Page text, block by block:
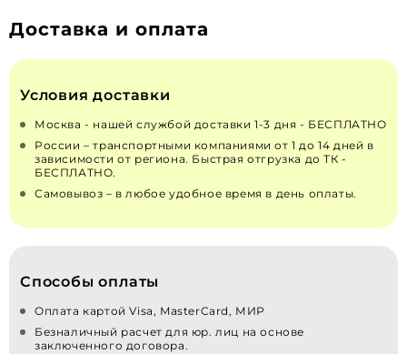
Доставка и оплата
Условия доставки
Москва - нашей службой доставки 1-3 дня - БЕСПЛАТНО
России – транспортными компаниями от 1 до 14 дней в
зависимости от региона. Быстрая отгрузка до ТК -
БЕСПЛАТНО.
Самовывоз – в любое удобное время в день оплаты.
Способы оплаты
Оплата картой Visa, MasterCard, МИР
Безналичный расчет для юр. лиц на основе
заключенного договора.